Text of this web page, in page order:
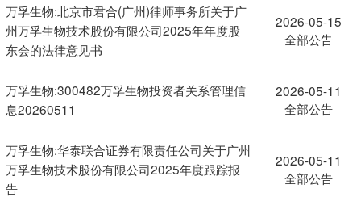
万孚生物:北京市君合(广州)律师事务所关于广
州万孚生物技术股份有限公司2025年年度股
东会的法律意见书
2026-05-15
全部公告
万孚生物:300482万孚生物投资者关系管理信
息20260511
2026-05-11
全部公告
万孚生物:华泰联合证券有限责任公司关于广州
万孚生物技术股份有限公司2025年度跟踪报
告
2026-05-11
全部公告